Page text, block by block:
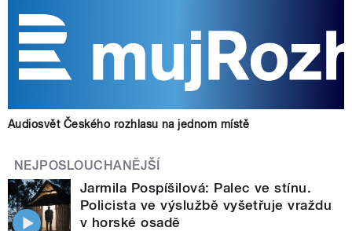
Audiosvět Českého rozhlasu na jednom místě
NEJPOSLOUCHANĚJŠÍ
Jarmila Pospíšilová: Palec ve stínu.
Policista ve výslužbě vyšetřuje vraždu
v horské osadě